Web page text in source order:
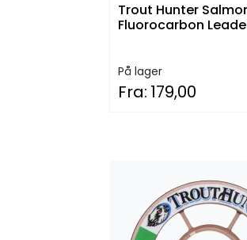
Trout Hunter
Fluorocarbon
På lager
Fra: 179,00